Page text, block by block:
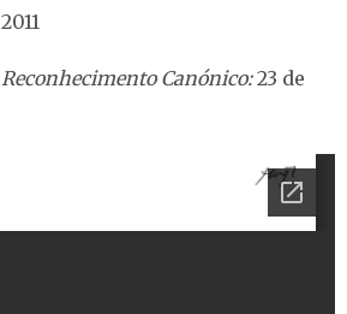
2011
Reconhecimento Canónico:23 de